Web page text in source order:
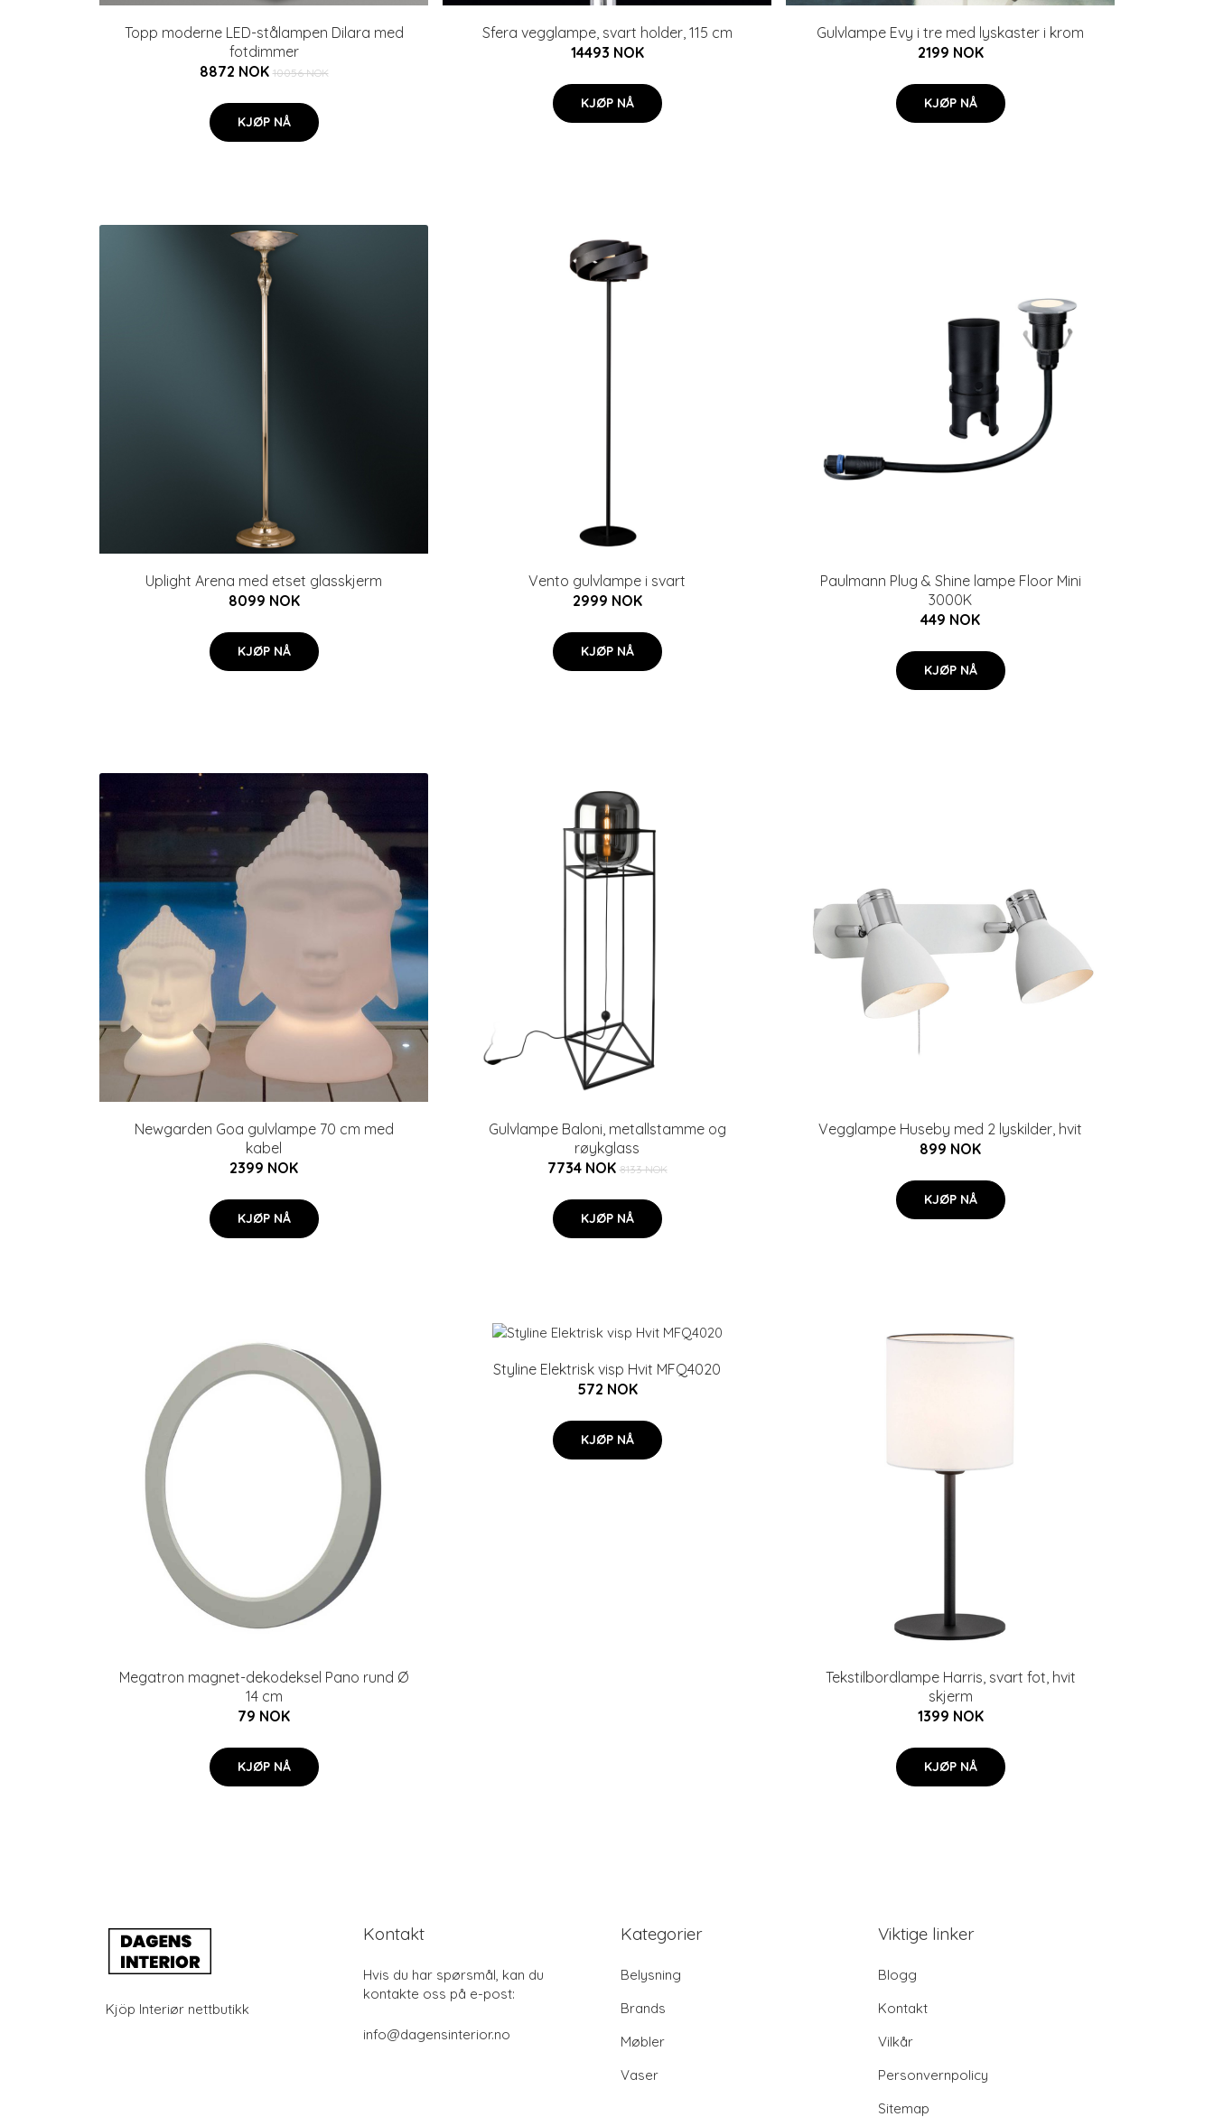
Topp moderne LED-stålampen Dilara med
fotdimmer
8872 NOK 10056 NOK
KJØP NÅ
Sfera vegglampe, svart holder, 115 cm
14493 NOK
KJØP NÅ
Gulvlampe Evy i tre med lyskaster i krom
2199 NOK
KJØP NÅ
Uplight Arena med etset glasskjerm
8099 NOK
KJØP NÅ
Vento gulvlampe i svart
2999 NOK
KJØP NÅ
Paulmann Plug & Shine lampe Floor Mini
3000K
449 NOK
KJØP NÅ
Newgarden Goa gulvlampe 70 cm med
kabel
2399 NOK
KJØP NÅ
Gulvlampe Baloni, metallstamme og
røykglass
7734 NOK 8133 NOK
KJØP NÅ
Vegglampe Huseby med 2 lyskilder, hvit
899 NOK
KJØP NÅ
Megatron magnet-dekodeksel Pano rund Ø
14 cm
79 NOK
KJØP NÅ
Styline Elektrisk visp Hvit MFQ4020
572 NOK
KJØP NÅ
Tekstilbordlampe Harris, svart fot, hvit
skjerm
1399 NOK
KJØP NÅ
Kjöp Interiør nettbutikk
Kontakt
Hvis du har spørsmål, kan du
kontakte oss på e-post:
info@dagensinterior.no
Kategorier
Belysning
Brands
Møbler
Vaser
Viktige linker
Blogg
Kontakt
Vilkår
Personvernpolicy
Sitemap